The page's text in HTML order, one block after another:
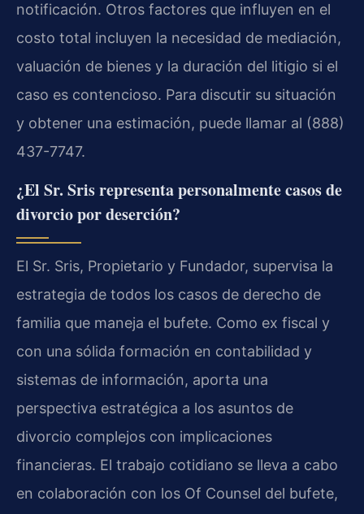
notificación. Otros factores que influyen en el
costo total incluyen la necesidad de mediación,
valuación de bienes y la duración del litigio si el
caso es contencioso. Para discutir su situación
y obtener una estimación, puede llamar al (888)
437-7747.
¿El Sr. Sris representa personalmente casos de
divorcio por deserción?
El Sr. Sris, Propietario y Fundador, supervisa la
estrategia de todos los casos de derecho de
familia que maneja el bufete. Como ex fiscal y
con una sólida formación en contabilidad y
sistemas de información, aporta una
perspectiva estratégica a los asuntos de
divorcio complejos con implicaciones
financieras. El trabajo cotidiano se lleva a cabo
en colaboración con los Of Counsel del bufete,